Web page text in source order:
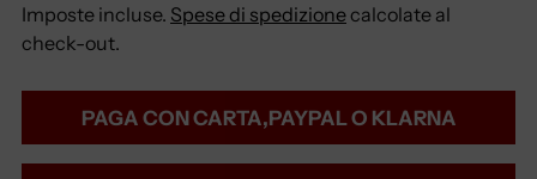
Imposte incluse. Spese di spedizione calcolate al
check-out.
PAGA CON CARTA,PAYPAL O KLARNA